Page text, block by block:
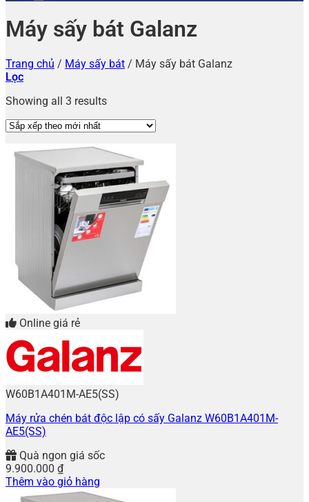
Máy sấy bát Galanz
Trang chủ / Máy sấy bát / Máy sấy bát Galanz
Lọc
Showing all 3 results
Online giá rẻ
W60B1A401M-AE5(SS)
Máy rửa chén bát độc lập có sấy Galanz W60B1A401M-
AE5(SS)
Quà ngon giá sốc
9.900.000 ₫
Thêm vào giỏ hàng